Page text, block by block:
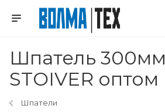
Шпатель 300мм
STOIVER оптом
Шпатели